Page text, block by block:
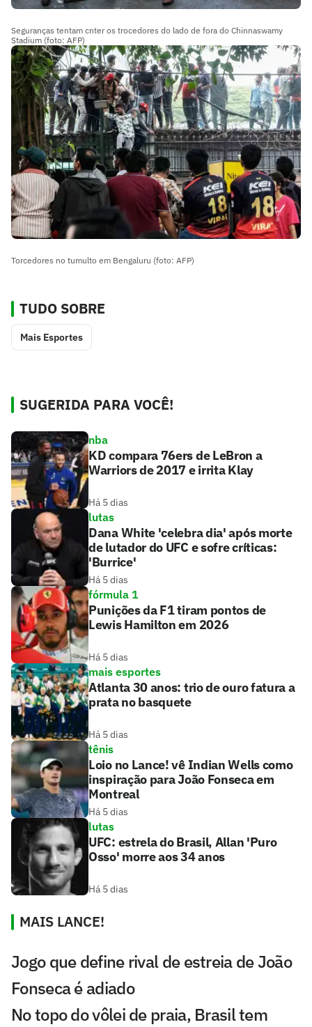
Seguranças tentam cnter os trocedores do lado de fora do Chinnaswamy
Stadium (foto: AFP)
Torcedores no tumulto em Bengaluru (foto: AFP)
TUDO SOBRE
Mais Esportes
SUGERIDA PARA VOCÊ!
nba
KD compara 76ers de LeBron a
Warriors de 2017 e irrita Klay
Há 5 dias
lutas
Dana White 'celebra dia' após morte
de lutador do UFC e sofre críticas:
'Burrice'
Há 5 dias
fórmula 1
Punições da F1 tiram pontos de
Lewis Hamilton em 2026
Há 5 dias
mais esportes
Atlanta 30 anos: trio de ouro fatura a
prata no basquete
Há 5 dias
tênis
Loio no Lance! vê Indian Wells como
inspiração para João Fonseca em
Montreal
Há 5 dias
lutas
UFC: estrela do Brasil, Allan 'Puro
Osso' morre aos 34 anos
Há 5 dias
MAIS LANCE!
Jogo que define rival de estreia de João
Fonseca é adiado
No topo do vôlei de praia, Brasil tem